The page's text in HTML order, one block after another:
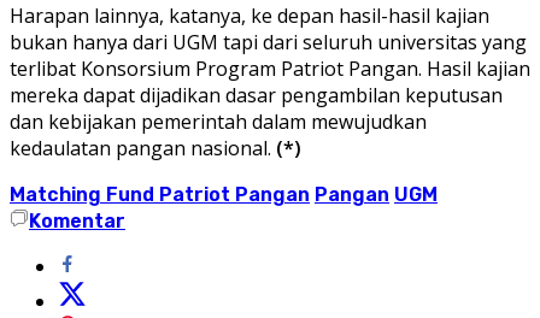
Harapan lainnya, katanya, ke depan hasil-hasil kajian
bukan hanya dari UGM tapi dari seluruh universitas yang
terlibat Konsorsium Program Patriot Pangan. Hasil kajian
mereka dapat dijadikan dasar pengambilan keputusan
dan kebijakan pemerintah dalam mewujudkan
kedaulatan pangan nasional. (*)
Matching Fund Patriot Pangan Pangan UGM
Komentar